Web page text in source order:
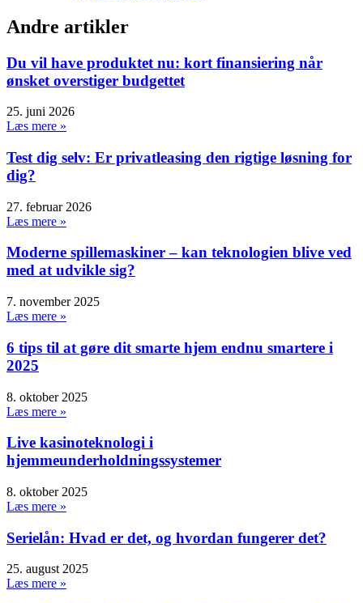
Andre artikler
Du vil have produktet nu: kort finansiering når
ønsket overstiger budgettet
25. juni 2026
Læs mere »
Test dig selv: Er privatleasing den rigtige løsning for
dig?
27. februar 2026
Læs mere »
Moderne spillemaskiner – kan teknologien blive ved
med at udvikle sig?
7. november 2025
Læs mere »
6 tips til at gøre dit smarte hjem endnu smartere i
2025
8. oktober 2025
Læs mere »
Live kasinoteknologi i
hjemmeunderholdningssystemer
8. oktober 2025
Læs mere »
Serielån: Hvad er det, og hvordan fungerer det?
25. august 2025
Læs mere »